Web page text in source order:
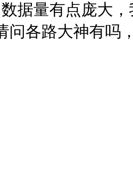
据量有点庞大，
问各路大神有吗